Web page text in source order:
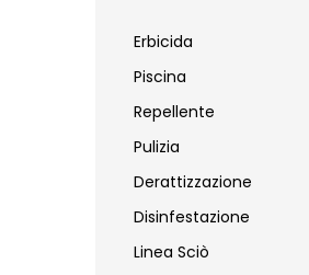
Erbicida
Piscina
Repellente
Pulizia
Derattizzazione
Disinfestazione
Linea Sciò